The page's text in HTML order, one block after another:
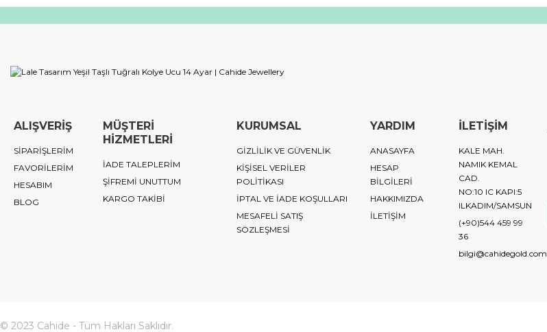
ALIŞVERİŞ
SİPARİŞLERİM
FAVORİLERİM
HESABIM
BLOG
MÜŞTERİ
HİZMETLERİ
İADE TALEPLERİM
ŞİFREMİ UNUTTUM
KARGO TAKİBİ
KURUMSAL
GİZLİLİK VE GÜVENLİK
KİŞİSEL VERİLER
POLİTİKASI
İPTAL VE İADE KOŞULLARI
MESAFELİ SATIŞ
SÖZLEŞMESİ
YARDIM
ANASAYFA
HESAP
BİLGİLERİ
HAKKIMIZDA
İLETİŞİM
İLETİŞİM
KALE MAH.
NAMIK KEMAL
CAD.
NO:10 IC KAPI:5
ILKADIM/SAMSUN
(+90)544 459 99
36
bilgi@cahidegold.com
© 2023 Cahide - Tüm Hakları Saklıdır.